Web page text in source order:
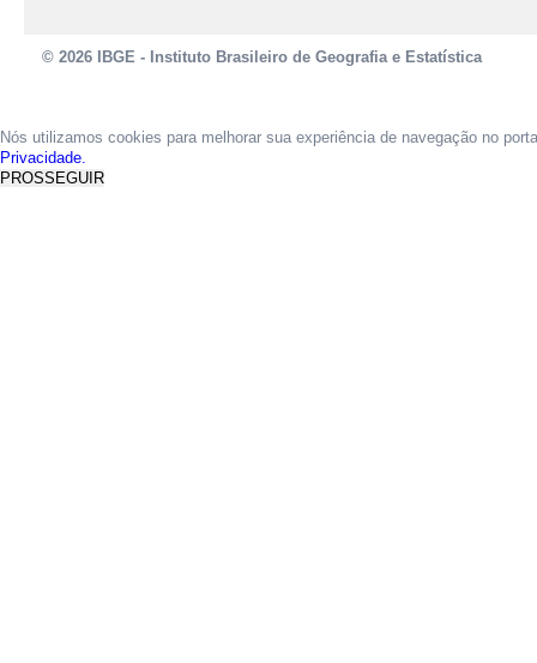
© 2026 IBGE - Instituto Brasileiro de Geografia e Estatística
Nós utilizamos cookies para melhorar sua experiência de navegação no
Privacidade.
PROSSEGUIR